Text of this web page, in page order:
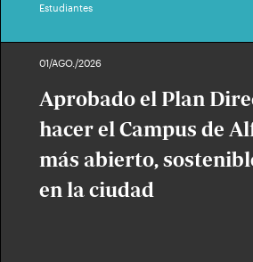
Estudiantes
01/AGO./2026
Aprobado el Plan
hacer el Campus de
más abierto,
en la ciudad